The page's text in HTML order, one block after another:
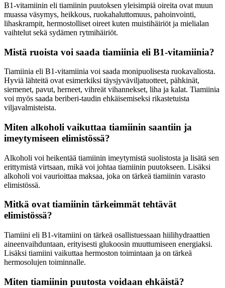
B1-vitamiinin eli tiamiinin puutoksen yleisimpiä oireita ovat muun
muassa väsymys, heikkous, ruokahaluttomuus, pahoinvointi,
lihaskrampit, hermostolliset oireet kuten muistihäiriöt ja mielialan
vaihtelut sekä sydämen rytmihäiriöt.
Mistä ruoista voi saada tiamiinia eli B1-vitamiinia?
Tiamiinia eli B1-vitamiinia voi saada monipuolisesta ruokavaliosta.
Hyviä lähteitä ovat esimerkiksi täysjyväviljatuotteet, pähkinät,
siemenet, pavut, herneet, vihreät vihannekset, liha ja kalat. Tiamiinia
voi myös saada beriberi-taudin ehkäisemiseksi rikastetuista
viljavalmisteista.
Miten alkoholi vaikuttaa tiamiinin saantiin ja
imeytymiseen elimistössä?
Alkoholi voi heikentää tiamiinin imeytymistä suolistosta ja lisätä sen
erittymistä virtsaan, mikä voi johtaa tiamiinin puutokseen. Lisäksi
alkoholi voi vaurioittaa maksaa, joka on tärkeä tiamiinin varasto
elimistössä.
Mitkä ovat tiamiinin tärkeimmät tehtävät
elimistössä?
Tiamiini eli B1-vitamiini on tärkeä osallistuessaan hiilihydraattien
aineenvaihduntaan, erityisesti glukoosin muuttumiseen energiaksi.
Lisäksi tiamiini vaikuttaa hermoston toimintaan ja on tärkeä
hermosolujen toiminnalle.
Miten tiamiinin puutosta voidaan ehkäistä?